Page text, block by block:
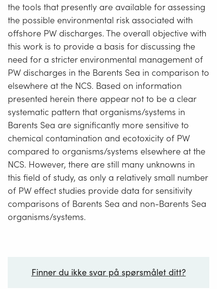
the tools that presently are available for assessing
the possible environmental risk associated with
offshore PW discharges. The overall objective with
this work is to provide a basis for discussing the
need for a stricter environmental management of
PW discharges in the Barents Sea in comparison to
elsewhere at the NCS. Based on information
presented herein there appear not to be a clear
systematic pattern that organisms/systems in
Barents Sea are significantly more sensitive to
chemical contamination and ecotoxicity of PW
compared to organisms/systems elsewhere at the
NCS. However, there are still many unknowns in
this field of study, as only a relatively small number
of PW effect studies provide data for sensitivity
comparisons of Barents Sea and non-Barents Sea
organisms/systems.
Finner du ikke svar på spørsmålet ditt?